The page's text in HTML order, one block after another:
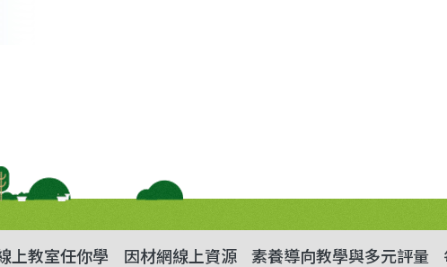
上教室任你學 因材網線上資源 素養導向教學與多元評量